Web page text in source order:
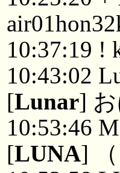
10:37:19 !
10:43:02
[Lunar]
10:53:46
[LUNA]